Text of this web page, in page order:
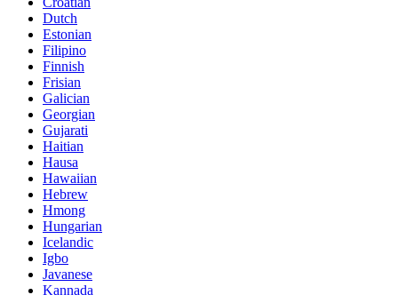
Dutch
Estonian
Filipino
Finnish
Frisian
Galician
Georgian
Gujarati
Haitian
Hausa
Hawaiian
Hebrew
Hmong
Hungarian
Icelandic
Igbo
Javanese
Kannada